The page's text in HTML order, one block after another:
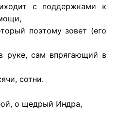
с поддержками к
поэтому зовет (его
руке, сам впрягающий в
сотни.
о щедрый Индра,